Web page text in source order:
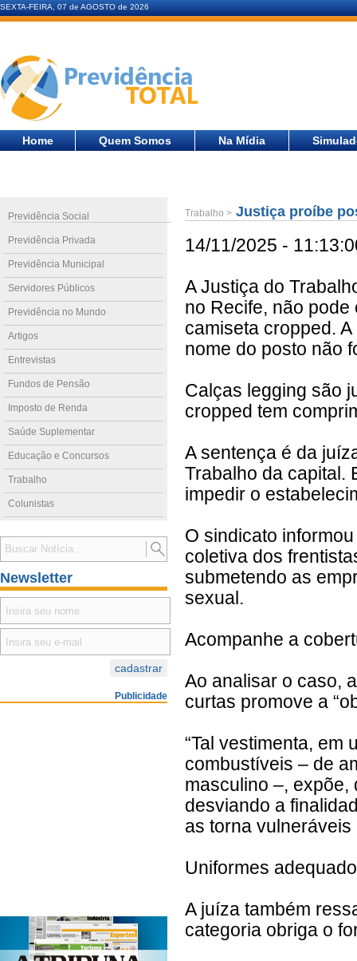
SEXTA-FEIRA, 07 de AGOSTO de 2026
Home Quem Somos Na Mídia
Previdência Social
Previdência Privada
Previdência Municipal
Servidores Públicos
Previdência no Mundo
Artigos
Entrevistas
Fundos de Pensão
Imposto de Renda
Saúde Suplementar
Educação e Concursos
Trabalho
Colunistas
Newsletter
Publicidade
Trabalho > Justiça proíbe
14/11/2025 -
A Justiça do
no Recife, não
camiseta cropped.
nome do posto não
Calças legging são
cropped tem
A sentença é da
Trabalho da capital.
impedir o
O sindicato
coletiva dos
submetendo as
sexual.
Acompanhe a
Ao analisar o caso,
curtas promove a
“Tal vestimenta, em
combustíveis – de
masculino –,
desviando a
as torna
Uniformes
A juíza também
categoria obriga o